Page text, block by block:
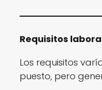
Requisitos
Los requisitos
puesto, pero